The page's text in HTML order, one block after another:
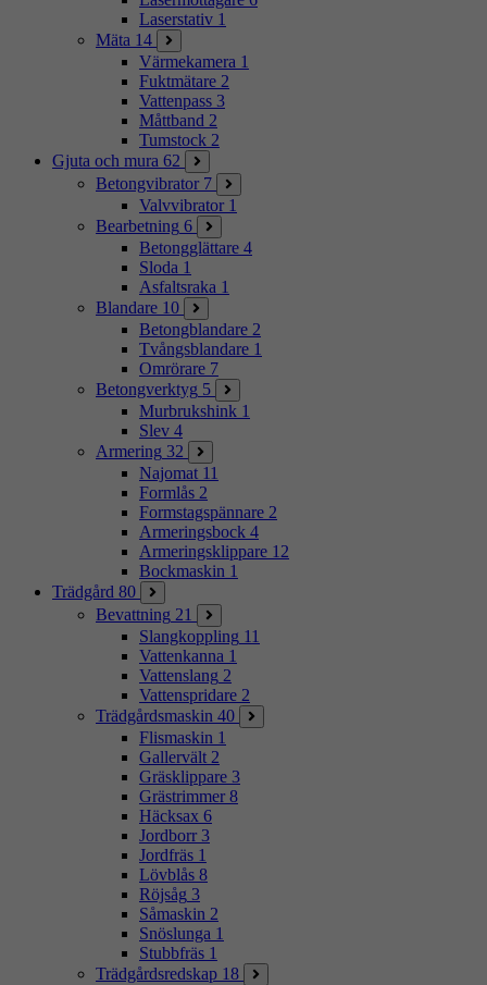
Laserstativ 1
Mäta 14
Värmekamera 1
Fuktmätare 2
Vattenpass 3
Måttband 2
Tumstock 2
Gjuta och mura 62
Betongvibrator 7
Valvvibrator 1
Bearbetning 6
Betongglättare 4
Sloda 1
Asfaltsraka 1
Blandare 10
Betongblandare 2
Tvångsblandare 1
Omrörare 7
Betongverktyg 5
Murbrukshink 1
Slev 4
Armering 32
Najomat 11
Formlås 2
Formstagspännare 2
Armeringsbock 4
Armeringsklippare 12
Bockmaskin 1
Trädgård 80
Bevattning 21
Slangkoppling 11
Vattenkanna 1
Vattenslang 2
Vattenspridare 2
Trädgårdsmaskin 40
Flismaskin 1
Gallervält 2
Gräsklippare 3
Grästrimmer 8
Häcksax 6
Jordborr 3
Jordfräs 1
Lövblås 8
Röjsåg 3
Såmaskin 2
Snöslunga 1
Stubbfräs 1
Trädgårdsredskap 18